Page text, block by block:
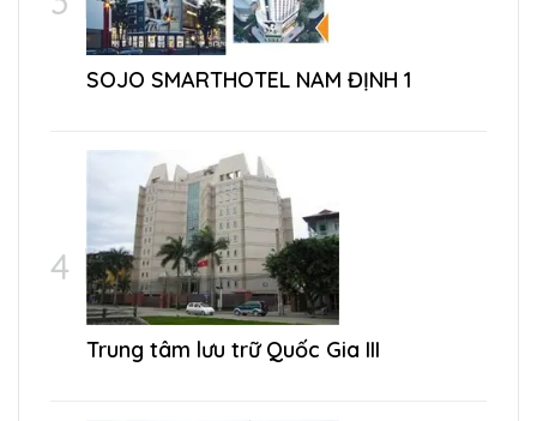
SOJO SMARTHOTEL NAM ĐỊNH 1
Trung tâm lưu trữ Quốc Gia III